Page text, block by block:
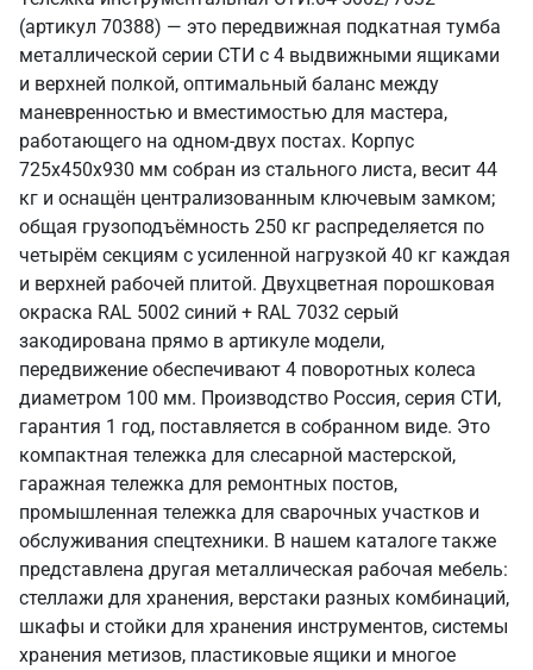
(артикул 70388) — это передвижная подкатная тумба
металлической серии СТИ с 4 выдвижными ящиками
и верхней полкой, оптимальный баланс между
маневренностью и вместимостью для мастера,
работающего на одном-двух постах. Корпус
725x450x930 мм собран из стального листа, весит 44
кг и оснащён централизованным ключевым замком;
общая грузоподъёмность 250 кг распределяется по
четырём секциям с усиленной нагрузкой 40 кг каждая
и верхней рабочей плитой. Двухцветная порошковая
окраска RAL 5002 синий + RAL 7032 серый
закодирована прямо в артикуле модели,
передвижение обеспечивают 4 поворотных колеса
диаметром 100 мм. Производство Россия, серия СТИ,
гарантия 1 год, поставляется в собранном виде. Это
компактная тележка для слесарной мастерской,
гаражная тележка для ремонтных постов,
промышленная тележка для сварочных участков и
обслуживания спецтехники. В нашем каталоге также
представлена другая металлическая рабочая мебель:
стеллажи для хранения, верстаки разных комбинаций,
шкафы и стойки для хранения инструментов, системы
хранения метизов, пластиковые ящики и многое